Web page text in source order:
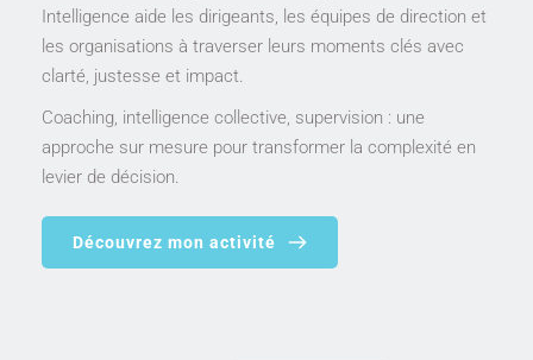
Intelligence aide les dirigeants, les équipes de direction et
les organisations à traverser leurs moments clés avec
clarté, justesse et impact.
Coaching, intelligence collective, supervision : une
approche sur mesure pour transformer la complexité en
levier de décision.
Découvrez mon activité